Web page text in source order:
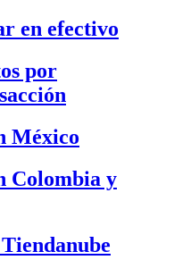
en efectivo
por
México
Colombia y